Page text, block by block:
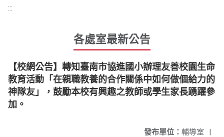
:::
各處室最新公告
【校網公告】轉知臺南市協進國小辦理友善校園生命
教育活動「在親職教養的合作關係中如何做個給力的
神隊友」，鼓勵本校有興趣之教師或學生家長踴躍參
加。
發布單位： 輔導室 |